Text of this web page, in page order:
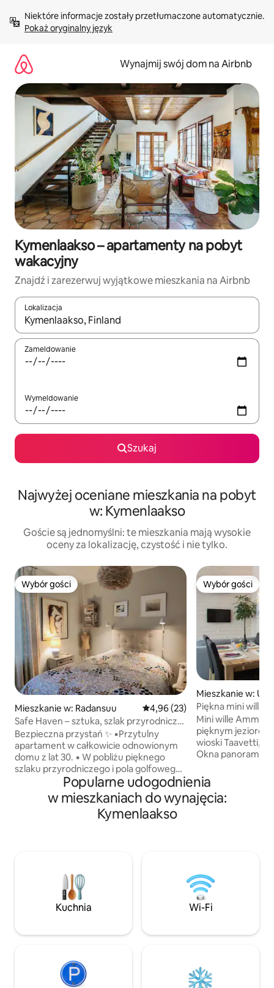
treści Pokaż oryginalny język
Wynajmij swój dom na Airbnb
Kymenlaakso – apartamenty na pobyt
wakacyjny
Znajdź i zarezerwuj wyjątkowe mieszkania na Airbnb
Lokalizacja
Gdy wyniki będą dostępne, możesz poruszać się po nich za
Zameldowanie
Wymeldowanie
Szukaj
Najwyżej oceniane mieszkania na pobyt
w: Kymenlaakso
Goście są jednomyślni: te mieszkania mają wysokie
oceny za lokalizację, czystość i nie tylko.
Wybór gości
Wybór gości
Mieszkanie w: Radansuu Średnia ocena: 4,96 na 5,
4,96 (23)
Safe Haven – sztuka, szlak przyrodniczy,
jeziora, sauna
Bezpieczna przystań ✨ ▪️Przytulny
apartament w całkowicie odnowionym
domu z lat 30. ▪️ W pobliżu pięknego
szlaku przyrodniczego i pola golfowego,
w odległości spaceru od dwóch jezior
▪️Sauna, duży telewizor Smart TV,
wszystkie podstawowe przybory
kuchenne, pralko-suszarka ▪️ Wygodne
potrzeby mogę odebrać Cię z dworca
kolejowego Kausala 😊
Wybór gości
Wybór gości
Mieszkanie w: Uro
Piękna mini willa
widokiem na
Mini wille
pięknym jeziorem
wioski Taavetti,
Okna
i wszystkie
komfortowy
natury w
jagody i grzyby
Popularne udogodnienia
w mieszkaniach do wynajęcia:
Kymenlaakso
Kuchnia Wi-Fi